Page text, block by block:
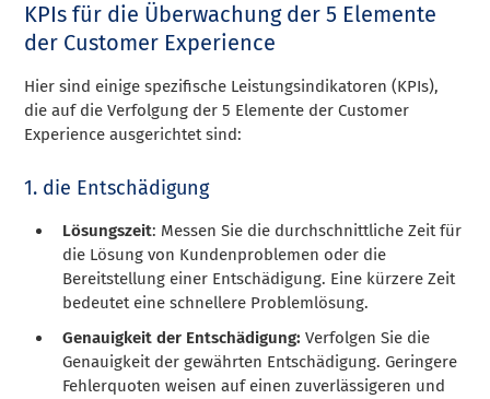
KPIs für die Überwachung der 5 Elemente
der Customer Experience
Hier sind einige spezifische Leistungsindikatoren (KPIs),
die auf die Verfolgung der 5 Elemente der Customer
Experience ausgerichtet sind:
1. die Entschädigung
Lösungszeit: Messen Sie die durchschnittliche Zeit für
die Lösung von Kundenproblemen oder die
Bereitstellung einer Entschädigung. Eine kürzere Zeit
bedeutet eine schnellere Problemlösung.
Genauigkeit der Entschädigung: Verfolgen Sie die
Genauigkeit der gewährten Entschädigung. Geringere
Fehlerquoten weisen auf einen zuverlässigeren und